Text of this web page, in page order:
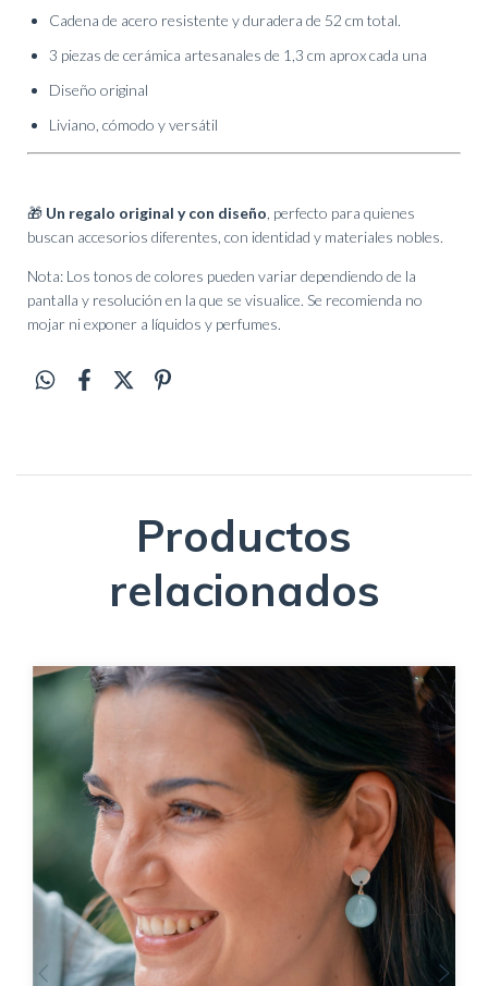
Cadena de acero resistente y duradera de 52 cm total.
3 piezas de cerámica artesanales de 1,3 cm aprox cada una
Diseño original
Liviano, cómodo y versátil
🎁 Un regalo original y con diseño , perfecto para quienes
buscan accesorios diferentes, con identidad y materiales nobles.
Nota: Los tonos de colores pueden variar dependiendo de la
pantalla y resolución en la que se visualice. Se recomienda no
mojar ni exponer a líquidos y perfumes.
Productos
relacionados